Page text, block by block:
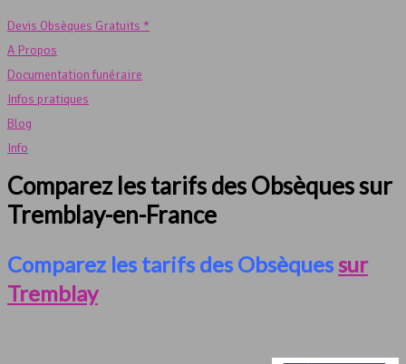
Devis Obsèques Gratuits *
A Propos
Documentation funéraire
Infos pratiques
Blog
Info
Comparez les tarifs des Obsèques sur
Tremblay-en-France
Comparez les tarifs des Obsèques sur
Tremblay